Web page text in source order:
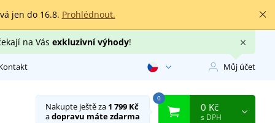
jen do 16.8. Prohlédnout.
na Vás exkluzivní výhody!
Můj účet
Nakupte ještě za 1 799 Kč
adopravu máte zdarma
0
0 Kč
s DPH